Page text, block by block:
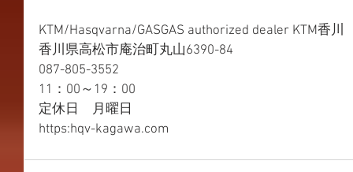
KTM/Hasqvarna/GASGAS authorized dealer KTM香川
香川県高松市庵治町丸山6390-84
087-805-3552
11：00～19：00
定休日　月曜日
https:hqv-kagawa.com